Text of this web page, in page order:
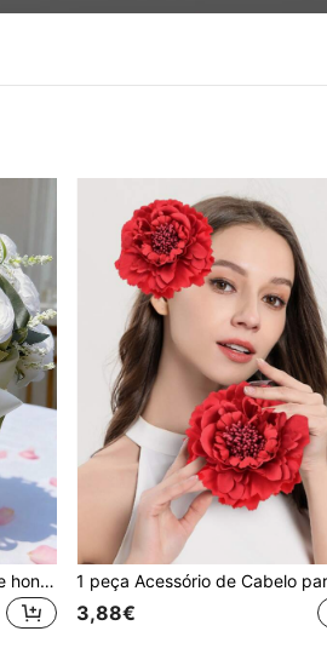
Buquê de rosas para dama de honra (1 unidade), ideal para cerimônia de casamento, aniversário, chá de panela, decoração de festa de casamento, decoração de mesa de jantar e Dia dos Namorados.
3,88€